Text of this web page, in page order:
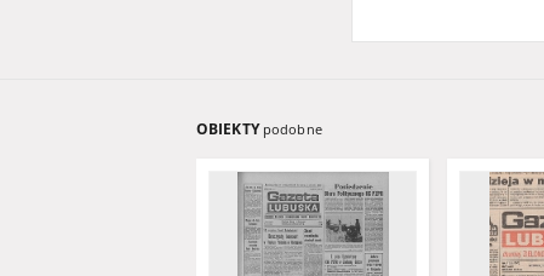
OBIEKTY podobne